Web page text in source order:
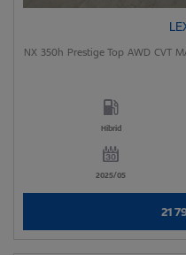
NX 350h Prestige Top AWD CVT
Hibrid
2025/05
21